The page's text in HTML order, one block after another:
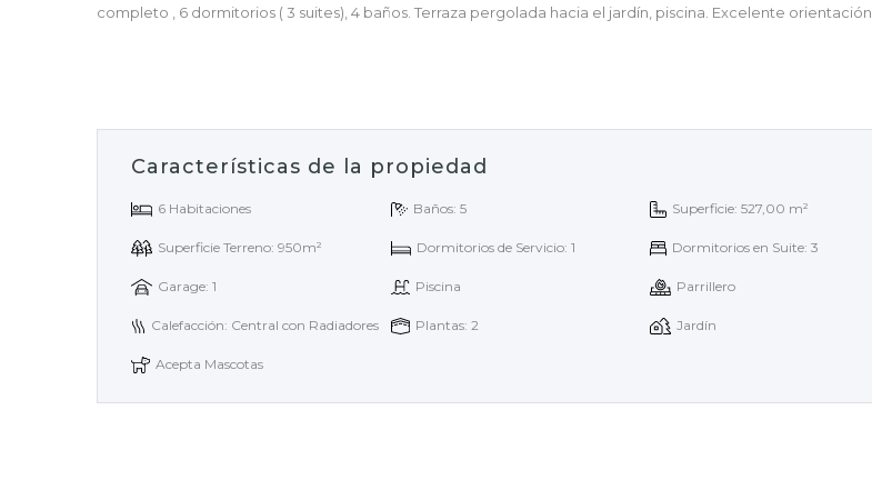
completo , 6 dormitorios ( 3 suites), 4 baños. Terraza pergolada hacia el jardín, piscina. Excelente orientación.
Características de la propiedad
6 Habitaciones Baños: 5 Superficie: 527,00 m²
Superficie Terreno: 950m² Dormitorios de Servicio: 1 Dormitorios en Suite: 3
Garage: 1 Piscina Parrillero
Calefacción: Central con Radiadores Plantas: 2 Jardín
Acepta Mascotas